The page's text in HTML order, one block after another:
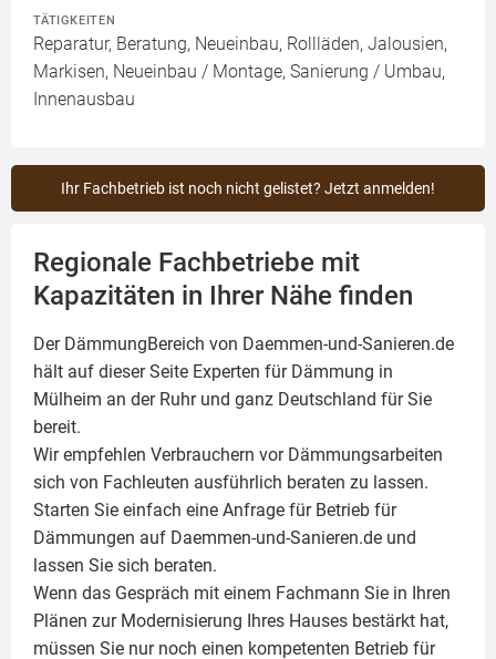
TÄTIGKEITEN
Reparatur, Beratung, Neueinbau, Rollläden, Jalousien,
Markisen, Neueinbau / Montage, Sanierung / Umbau,
Innenausbau
Ihr Fachbetrieb ist noch nicht gelistet? Jetzt anmelden!
Regionale Fachbetriebe mit
Kapazitäten in Ihrer Nähe finden
Der DämmungBereich von Daemmen-und-Sanieren.de
hält auf dieser Seite Experten für Dämmung in
Mülheim an der Ruhr und ganz Deutschland für Sie
bereit.
Wir empfehlen Verbrauchern vor Dämmungsarbeiten
sich von Fachleuten ausführlich beraten zu lassen.
Starten Sie einfach eine Anfrage für Betrieb für
Dämmungen auf Daemmen-und-Sanieren.de und
lassen Sie sich beraten.
Wenn das Gespräch mit einem Fachmann Sie in Ihren
Plänen zur Modernisierung Ihres Hauses bestärkt hat,
müssen Sie nur noch einen kompetenten Betrieb für